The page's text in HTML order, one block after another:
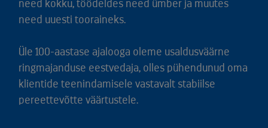
need kokku, töödeldes need ümber ja muutes
need uuesti tooraineks.
Üle 100-aastase ajalooga oleme usaldusväärne
ringmajanduse eestvedaja, olles pühendunud oma
klientide teenindamisele vastavalt stabiilse
pereettevõtte väärtustele.